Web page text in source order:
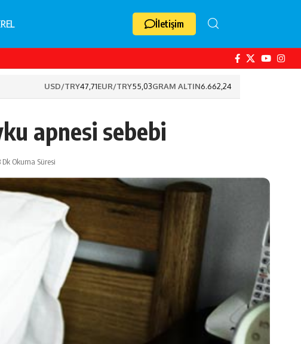
İletişim
USD/TRY47,71EUR/TRY55,03GRAM ALTIN6.662,24
apnesi sebebi
Dk Okuma Süresi